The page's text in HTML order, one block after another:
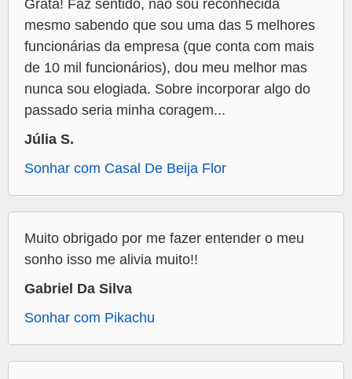
Grata! Faz sentido, não sou reconhecida
mesmo sabendo que sou uma das 5 melhores
funcionárias da empresa (que conta com mais
de 10 mil funcionários), dou meu melhor mas
nunca sou elogiada. Sobre incorporar algo do
passado seria minha coragem...
Júlia S.
Sonhar com Casal De Beija Flor
Muito obrigado por me fazer entender o meu
sonho isso me alivia muito!!
Gabriel Da Silva
Sonhar com Pikachu